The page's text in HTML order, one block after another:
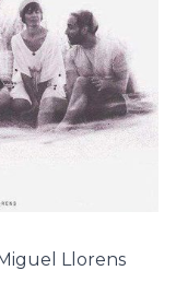
Llorens